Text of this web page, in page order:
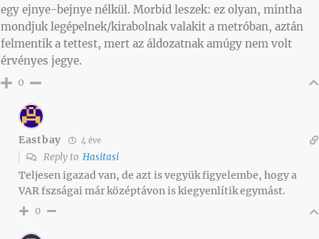
egy ejnye-bejnye nélkül. Morbid leszek: ez olyan, mintha
mondjuk legépelnek/kirabolnak valakit a metróban, aztán
felmentik a tettest, mert az áldozatnak amúgy nem volt
érvényes jegye.
0
Eastbay 4 éve
Reply to Hasitasi
Teljesen igazad van, de azt is vegyük figyelembe, hogy a
VAR fszságai már középtávon is kiegyenlítik egymást.
0